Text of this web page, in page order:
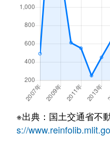
※出典：国土交通省不
s://